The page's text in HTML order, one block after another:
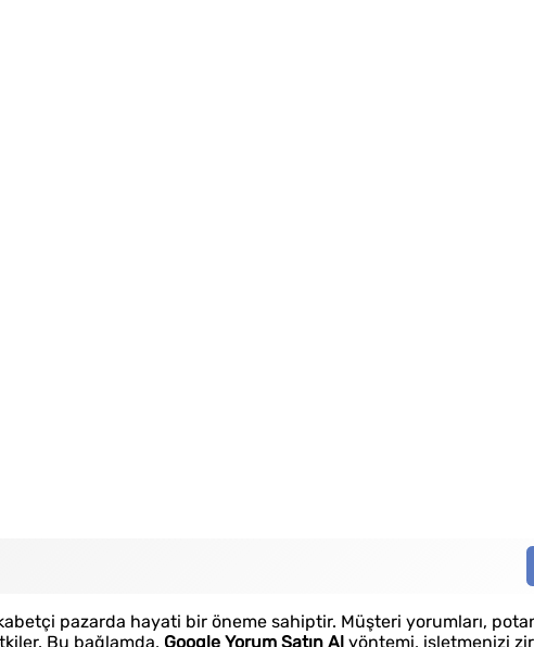
pazarda hayati bir öneme sahiptir. Müşteri yorumları,
Bu bağlamda, Google Yorum Satın Al yöntemi, işletmenizi